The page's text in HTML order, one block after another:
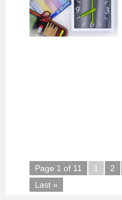
Page 1 of 11 1 2
Last »